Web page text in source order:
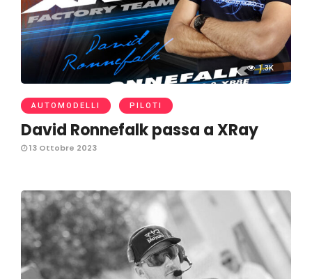
1.3K
AUTOMODELLI PILOTI
David Ronnefalk passa a XRay
13 Ottobre 2023